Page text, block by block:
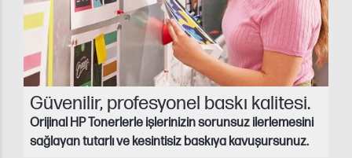
Güvenilir, profesyonel baskı kalitesi.
Orijinal HP Tonerlerle işlerinizin sorunsuz ilerlemesini
sağlayan tutarlı ve kesintisiz baskıya kavuşursunuz.